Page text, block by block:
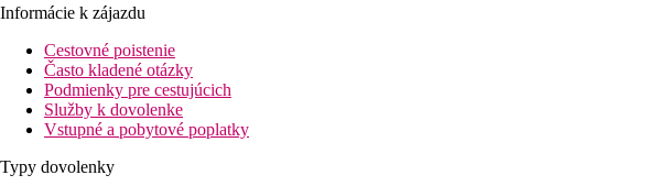
Informácie k zájazdu
Cestovné poistenie
Často kladené otázky
Podmienky pre cestujúcich
Služby k dovolenke
Vstupné a pobytové poplatky
Typy dovolenky